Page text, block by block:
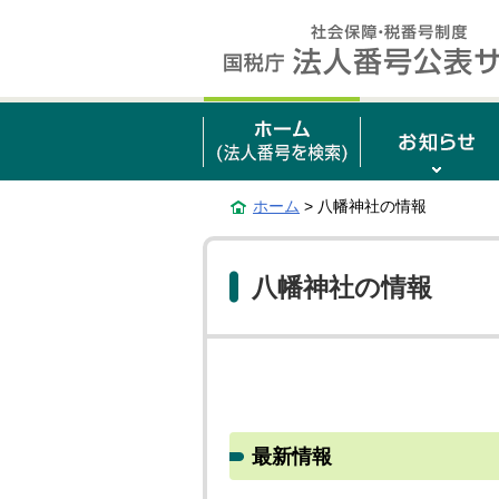
ホーム > 八幡神社の情報
八幡神社の情報
最新情報